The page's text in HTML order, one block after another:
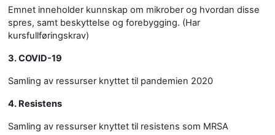
Emnet inneholder kunnskap om mikrober og hvordan disse
spres, samt beskyttelse og forebygging. (Har
kursfullføringskrav)
3. COVID-19
Samling av ressurser knyttet til pandemien 2020
4. Resistens
Samling av ressurser knyttet til resistens som MRSA